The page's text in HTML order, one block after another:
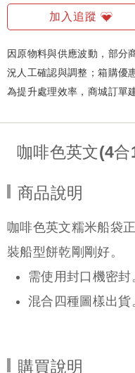
加入追蹤
因原物料與供應波動，部分
況人工確認與調整；箱購優
為提升處理效率，商城訂單
咖啡色英文(4
商品說明
咖啡色英文糯米船袋
裝船型餅乾剛剛好。
需使用封口機密封
混合四種圖樣出貨
購買說明